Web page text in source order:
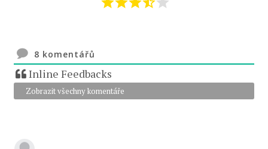
8 komentářů
Inline Feedbacks
Zobrazit všechny komentáře